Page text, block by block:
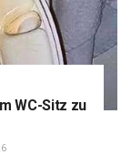
WC-Sitz zu